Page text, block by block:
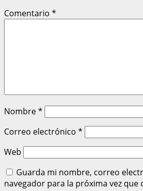
Comentario *
Nombre*
Correo electrónico *
Web
Guarda mi nombre, correo
navegador para la próxima vez que